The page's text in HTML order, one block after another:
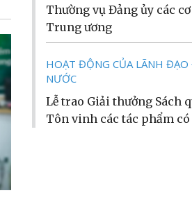
Thường vụ Đảng ủy các
Trung ương
HOẠT ĐỘNG CỦA LÃNH ĐẠO
NƯỚC
Lễ trao Giải thưởng Sách
Tôn vinh các tác phẩm